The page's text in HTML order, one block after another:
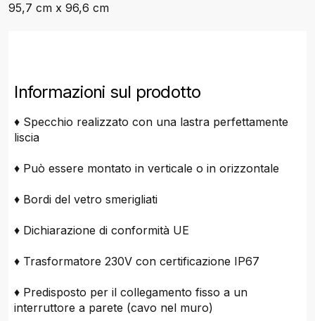
95,7 cm x 96,6 cm
Informazioni sul prodotto
♦ Specchio realizzato con una lastra perfettamente
liscia
♦ Può essere montato in verticale o in orizzontale
♦ Bordi del vetro smerigliati
♦ Dichiarazione di conformità UE
♦ Trasformatore 230V con certificazione IP67
♦ Predisposto per il collegamento fisso a un
interruttore a parete (cavo nel muro)